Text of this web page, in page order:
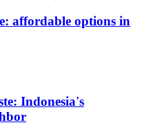
affordable options in
Indonesia's